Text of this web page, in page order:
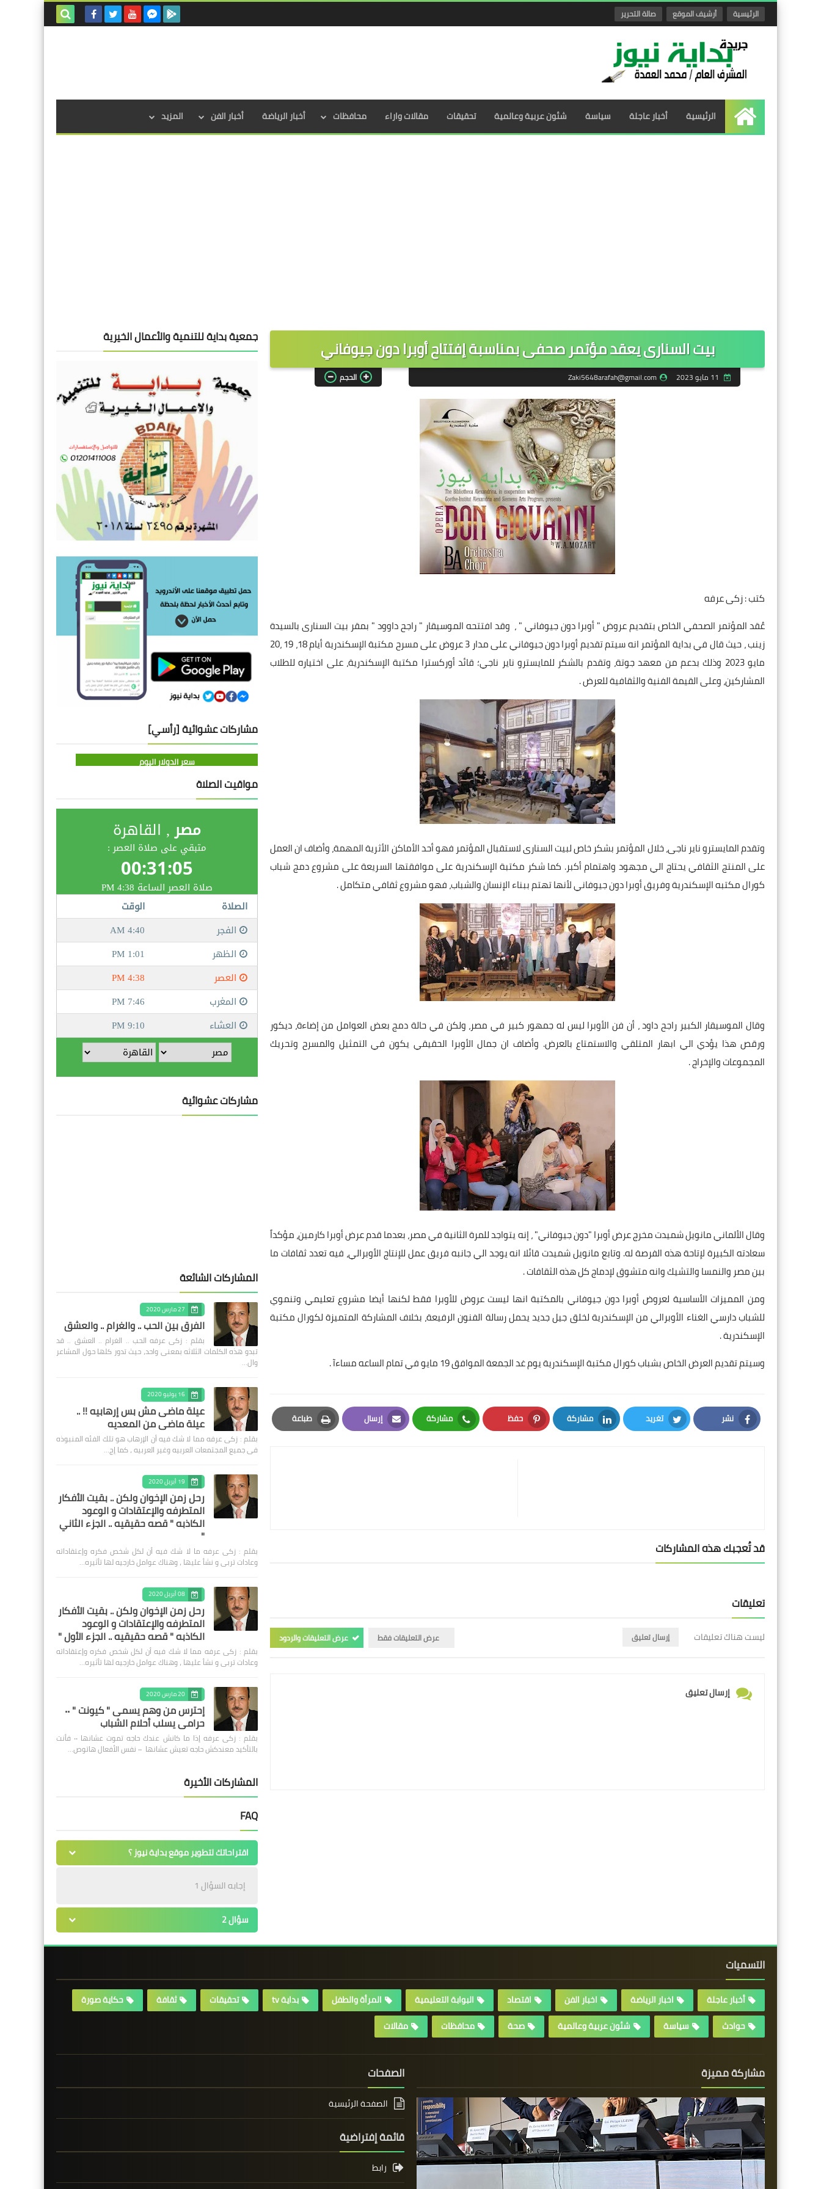
الرئيسية أرشيف الموقع صالة التحرير
الرئيسية
الرئيسية أخبار عاجلة سياسة شئون عربية وعالمية تحقيقات مقالات واراء محافظات أخبار الرياضة أخبار الفن المزيد
بيت السنارى يعقد مؤتمر صحفى بمناسبة إفتتاح أوبرا دون جيوفاني
Zaki5648arafah@gmail.com الحجم
كتب : زكى عرفه
عُقد المؤتمر الصحفي الخاص بتقديم عروض " أوبرا دون جيوفاني " ، وقد افتتحه الموسيقار " راجح داوود " بمقر بيت السنارى بالسيدة
زينب ، حيث قال في بداية المؤتمر انه سيتم تقديم أوبرا دون جيوفاني على مدار 3 عروض على مسرح مكتبة الإسكندرية أيام 18، 19 ،20
مايو 2023 وذلك بدعم من معهد جوتة، وتقدم بالشكر للمايسترو ناير ناجي؛ قائد أوركسترا مكتبة الإسكندرية، على اختياره للطلاب
المشاركين، وعلى القيمة الفنية والثقافية للعرض .
وتقدم المايسترو ناير ناجى، خلال المؤتمر بشكر خاص لبيت السنارى لاستقبال المؤتمر فهو أحد الأماكن الأثرية المهمة، وأضاف ان العمل
على المنتج الثقافي يحتاج الي مجهود واهتمام أكبر. كما شكر مكتبة الإسكندرية على موافقتها السريعة على مشروع دمج شباب
كورال مكتبه الإسكندرية وفريق أوبرا دون جيوفاني لأنها تهتم ببناء الإنسان والشباب، فهو مشروع ثقافي متكامل .
وقال الموسيقار الكبير راجح داود ، أن فن الأوبرا ليس له جمهور كبير في مصر، ولكن في حالة دمج بعض العوامل من إضاءة، ديكور
ورقص هذا يؤدي الي ابهار المتلقي والاستمتاع بالعرض. وأضاف ان جمال الأوبرا الحقيقي يكون في التمثيل والمسرح وتحريك
المجموعات والإخراج .
وقال الألماني مانويل شميدت مخرج عرض أوبرا "دون جيوفاني" ، إنه يتواجد للمرة الثانية في مصر، بعدما قدم عرض أوبرا كارمين، مؤكداً
سعادته الكبيرة لإتاحة هذه الفرصة له. وتابع مانويل شميدت قائلا انه يوجد الي جانبه فريق عمل للإنتاج الأوبرالي، فيه تعدد ثقافات ما
بين مصر والنمسا والتشيك وانه متشوق لإدماج كل هذه الثقافات .
ومن المميزات الأساسية لعروض أوبرا دون جيوفاني بالمكتبة انها ليست عروض للأوبرا فقط لكنها أيضا مشروع تعليمي وتنموي
للشباب دارسي الغناء الأوبرالي من الإسكندرية لخلق جيل جديد يحمل رسالة الفنون الرفيعة، بخلاف المشاركة المتميزة لكورال مكتبة
الإسكندرية .
وسيتم تقديم العرض الخاص بشباب كورال مكتبة الإسكندرية يوم غد الجمعة الموافق 19 مايو في تمام الساعه مساءآ .
نشر
Facebook
تغريد
Twitter
مشاركة
LinkedIn
حفظ
Pinterest
مشاركة
Whatsapp
إرسال
Email
طباعة
Print
قد تُعجبك هذه المشاركات
تعليقات
ليست هناك تعليقات إرسال تعليق عرض التعليقات فقط عرض التعليقات والردود
إرسال تعليق
جمعية بداية للتنمية والأعمال الخيرية
مشاركات عشوائية [رأسي]
سعر الدولار اليوم
مواقيت الصلاة
مشاركات عشوائية
المشاركات الشائعة
27 مارس 2020
الفرق بين الحب .. والغرام .. والعشق
بقلم : زكى عرفه الحب .. الغرام .. العشق .. قد
تبدو هذه الكلمات الثلاثه بمعنى واحد، حيث تدور كلها حول المشاعر
وال…
16 يوليو 2020
عيلة ماضى مش بس إرهابيه !! ..
عيلة ماضى من المعديه
بقلم : زكى عرفه مما لا شك فيه أن الإرهاب هو تلك الفئه المنبوذه
فى جميع المجتمعات العربيه وغير العربيه ، كما إج…
19 أبريل 2020
رحل زمن الإخوان ولكن .. بقيت الأفكار
المتطرفه والإعتقادات و الوعود
الكاذبه " قصه حقيقيه .. الجزء الثاني
"
بقلم : زكى عرفه ‎ما لا شك فيه أن لكل شخص فكره وإعتقاداته
وعادات تربى و نشأ عليها ، وهناك عوامل خارجيه لها تأثيره…
08 أبريل 2020
رحل زمن الإخوان ولكن .. بقيت الأفكار
المتطرفه والإعتقادات و الوعود
الكاذبه " قصه حقيقيه .. الجزء الأول "
بقلم : زكى عرفه مما لا شك فيه أن لكل شخص فكره وإعتقاداته
وعادات تربى و نشأ عليها ، وهناك عوامل خارجيه لها تأثيره…
20 مارس 2020
إحترس من وهم يسمى " كيونت " ٠٠
حرامى يسلب أحلام الشباب
بقلم : زكى عرفه ‎إذا ما كانش عندك حاجه تموت عشانها ٠٠ فأنت
بالتأكيد معندكش حاجه تعيش عشانها ٠٠ نفس الأفعال هاتوص…
المشاركات الأخيرة
FAQ
اقتراحاتك لتطوير موقع بداية نيوز ؟
إجابه السؤال 1
سؤال 2
التسميات
أخبار عاجلة اخبار الرياضة اخبار الفن اقتصاد البوابة التعليمية المرأة والطفل بداية tv تحقيقات ثقافة
حكاية صورة
حوادث
سياسة شئون عربية وعالمية صحة محافظات مقالات
مشاركة مميزة الصفحات
الصفحة الرئيسية
قائمة إفتراضية
رابط